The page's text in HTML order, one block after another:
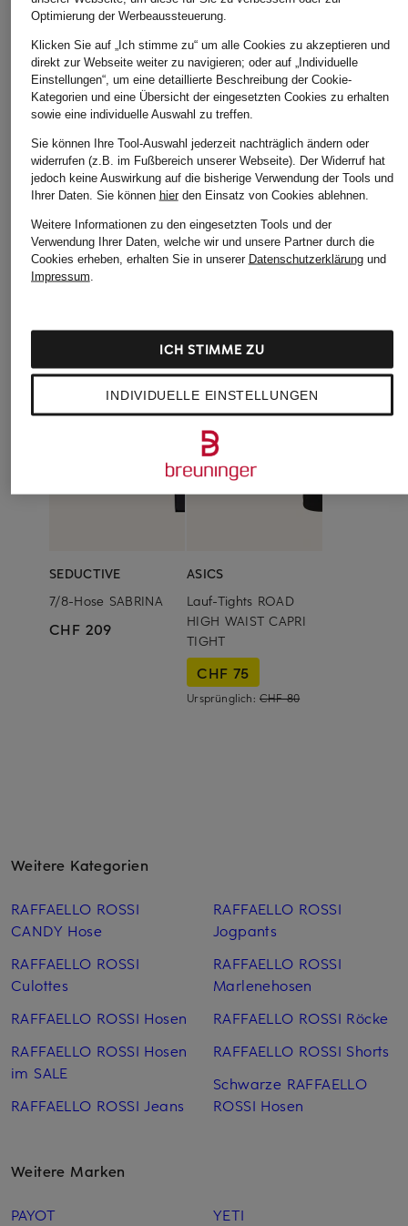
ÄHNLICHE ARTIKEL ENTDECKEN
SEDUCTIVE
7/8-Hose SABRINA
CHF 209
ASICS
Lauf-Tights ROAD
HIGH WAIST CAPRI
TIGHT
CHF 75
Ursprünglich: CHF 80
Weitere Kategorien
RAFFAELLO ROSSI
CANDY Hose
RAFFAELLO ROSSI
Culottes
RAFFAELLO ROSSI Hosen
RAFFAELLO ROSSI Hosen
im SALE
RAFFAELLO ROSSI Jeans
RAFFAELLO ROSSI
Jogpants
RAFFAELLO ROSSI
Marlenehosen
RAFFAELLO ROSSI Röcke
RAFFAELLO ROSSI Shorts
Schwarze RAFFAELLO
ROSSI Hosen
Weitere Marken
PAYOT
YETI
Optimierung der Werbeaussteuerung.
Klicken Sie auf „Ich stimme zu“ um alle Cookies zu akzeptieren und
direkt zur Webseite weiter zu navigieren; oder auf „Individuelle
Einstellungen“, um eine detaillierte Beschreibung der Cookie-
Kategorien und eine Übersicht der eingesetzten Cookies zu erhalten
sowie eine individuelle Auswahl zu treffen.
Sie können Ihre Tool-Auswahl jederzeit nachträglich ändern oder
widerrufen (z.B. im Fußbereich unserer Webseite). Der Widerruf hat
jedoch keine Auswirkung auf die bisherige Verwendung der Tools und
Ihrer Daten. Sie können hierden Einsatz von Cookies ablehnen.
Weitere Informationen zu den eingesetzten Tools und der
Verwendung Ihrer Daten, welche wir und unsere Partner durch die
Cookies erheben, erhalten Sie in unserer Datenschutzerklärungund
Impressum
INDIVIDUELLE EINSTELLUNGEN
ICH STIMME ZU